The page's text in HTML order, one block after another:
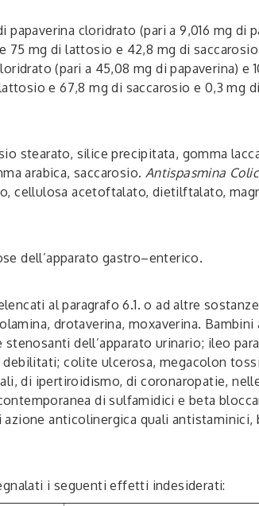
cloridrato (pari a 9,016 mg di
mg di lattosio e 42,8 mg di
(pari a 45,08 mg di papaverina) e
e 67,8 mg di saccarosio e 0,3 mg
stearato, silice precipitata, gomma
arabica, saccarosio. Antispasmina
cellulosa acetoftalato, dietilftalato,
dell’apparato gastro–enterico.
al paragrafo 6.1. o ad altre
drotaverina, moxaverina.
dell’apparato urinario; ileo
colite ulcerosa, megacolon
di ipertiroidismo, di coronaropatie,
di sulfamidici e beta
anticolinergica quali
i seguenti effetti indesiderati: